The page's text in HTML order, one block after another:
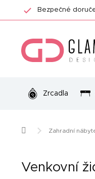
Bezpečné
Zrcadla
Domů Zahradní
Venkovní